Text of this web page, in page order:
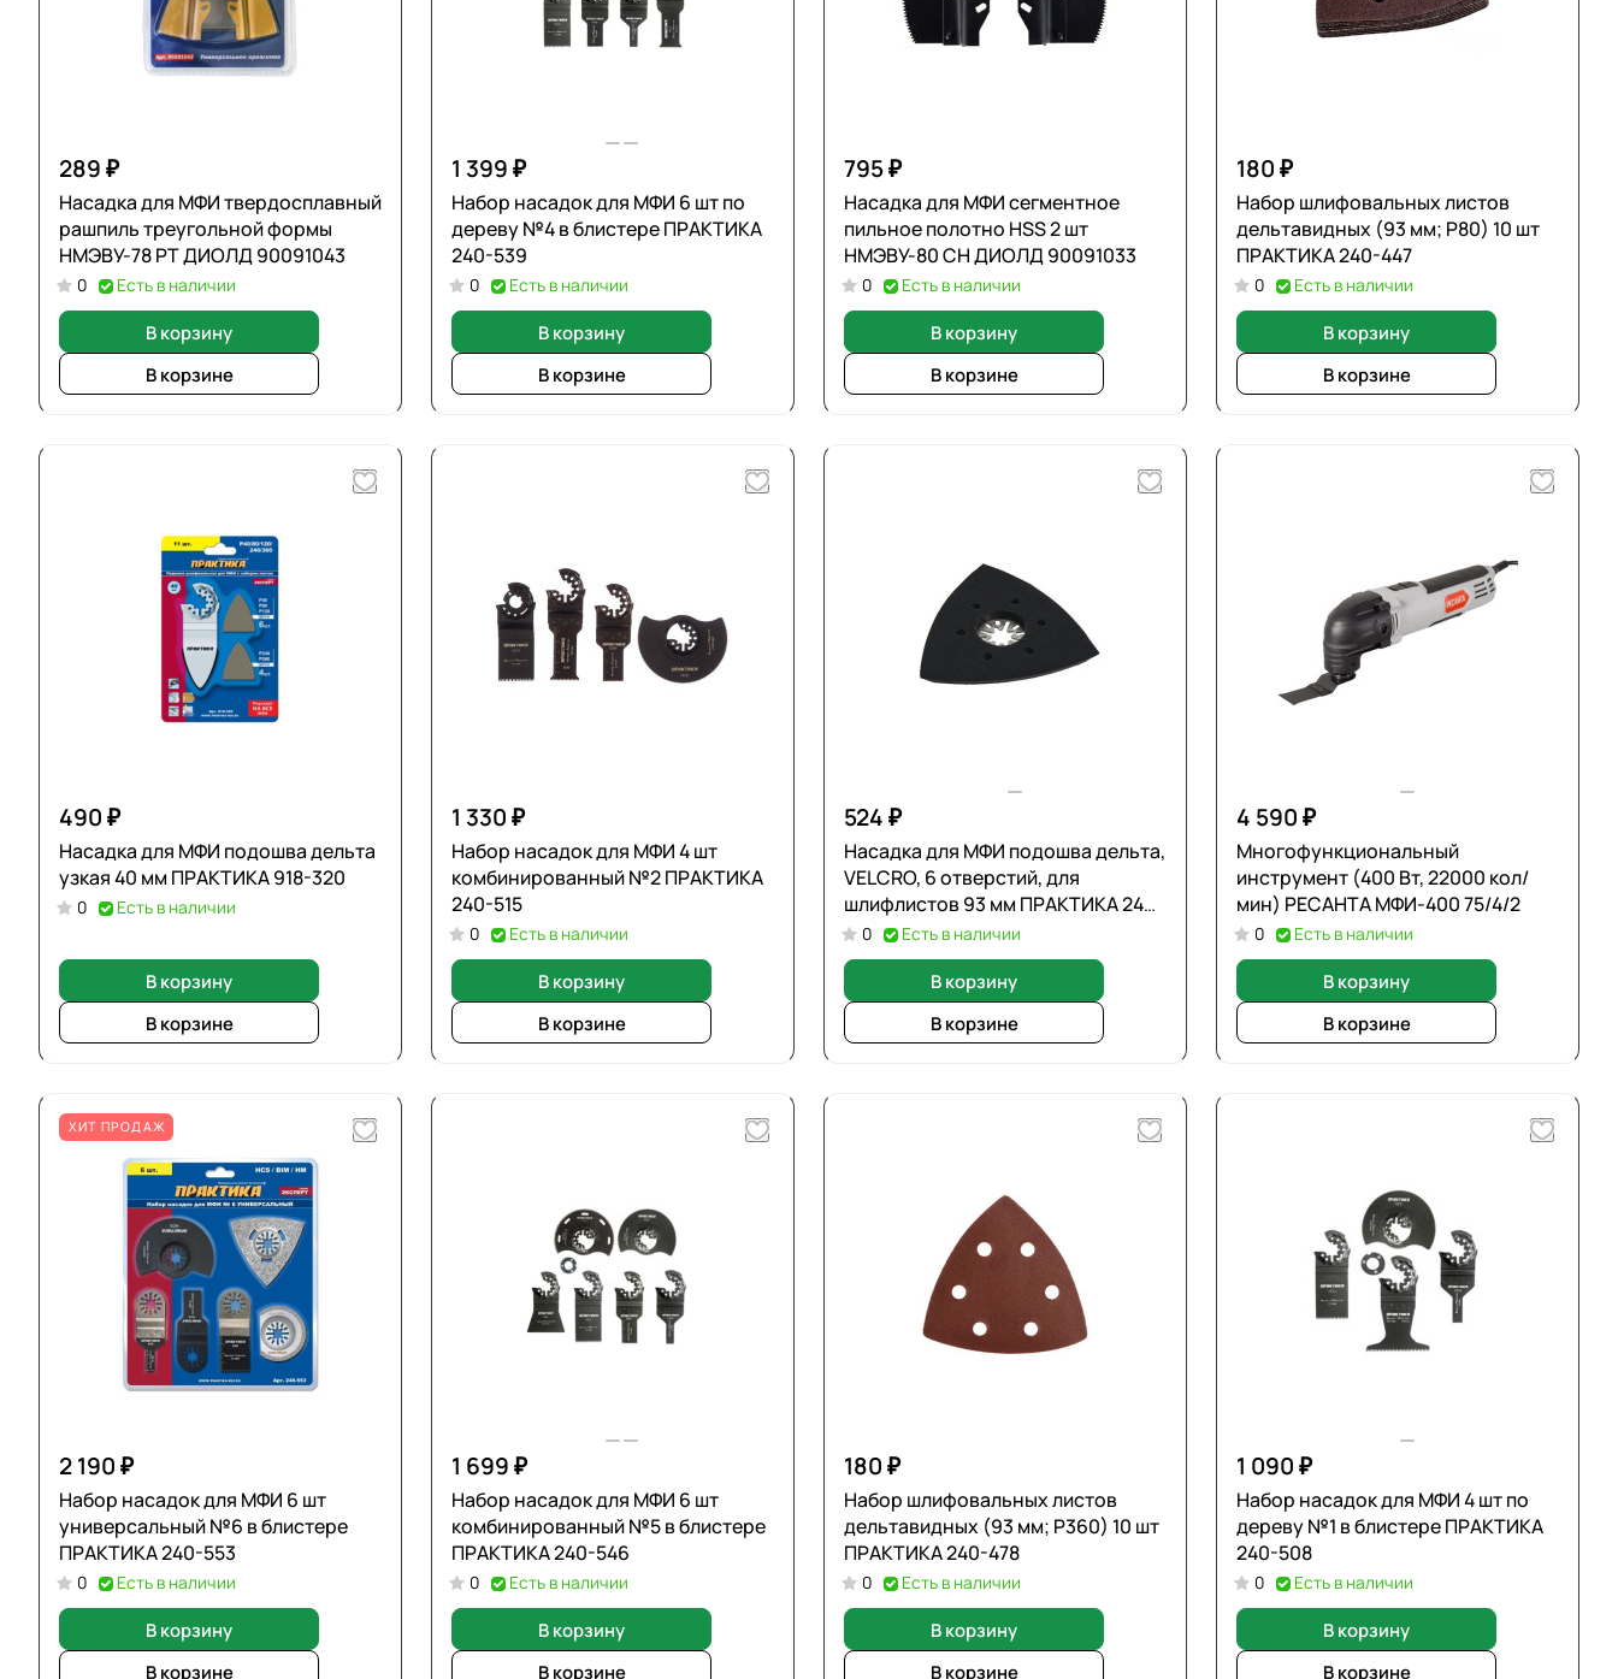
289 ₽
Насадка для МФИ твердосплавный
рашпиль треугольной формы
НМЭВУ-78 РТ ДИОЛД 90091043
0 Есть в наличии
В корзину
В корзине
1 399 ₽
Набор насадок для МФИ 6 шт по
дереву №4 в блистере ПРАКТИКА
240-539
0 Есть в наличии
В корзину
В корзине
795 ₽
Насадка для МФИ сегментное
пильное полотно HSS 2 шт
НМЭВУ-80 СН ДИОЛД 90091033
0 Есть в наличии
В корзину
В корзине
180 ₽
Набор шлифовальных листов
дельтавидных (93 мм; Р80) 10 шт
ПРАКТИКА 240-447
0 Есть в наличии
В корзину
В корзине
490 ₽
Насадка для МФИ подошва дельта
узкая 40 мм ПРАКТИКА 918-320
0 Есть в наличии
В корзину
В корзине
1 330 ₽
Набор насадок для МФИ 4 шт
комбинированный №2 ПРАКТИКА
240-515
0 Есть в наличии
В корзину
В корзине
524 ₽
Насадка для МФИ подошва дельта,
VELCRO, 6 отверстий, для
шлифлистов 93 мм ПРАКТИКА 240-
416
0 Есть в наличии
В корзину
В корзине
4 590 ₽
Многофункциональный
инструмент (400 Вт, 22000 кол/
мин) РЕСАНТА МФИ-400 75/4/2
0 Есть в наличии
В корзину
В корзине
ХИТ ПРОДАЖ
2 190 ₽
Набор насадок для МФИ 6 шт
универсальный №6 в блистере
ПРАКТИКА 240-553
0 Есть в наличии
В корзину
В корзине
1 699 ₽
Набор насадок для МФИ 6 шт
комбинированный №5 в блистере
ПРАКТИКА 240-546
0 Есть в наличии
В корзину
В корзине
180 ₽
Набор шлифовальных листов
дельтавидных (93 мм; Р360) 10 шт
ПРАКТИКА 240-478
0 Есть в наличии
В корзину
В корзине
1 090 ₽
Набор насадок для МФИ 4 шт по
дереву №1 в блистере ПРАКТИКА
240-508
0 Есть в наличии
В корзину
В корзине